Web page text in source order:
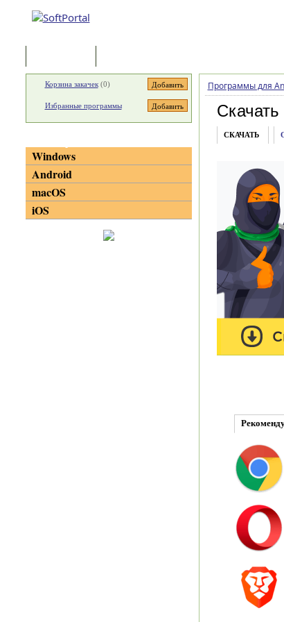
Программы для
СКАЧАТЬ
Корзина закачек(0)
Избранные программы
Windows
Android
macOS
iOS